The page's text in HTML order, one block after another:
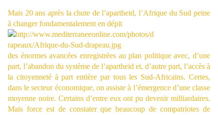
Mais 20 ans après la chute de l’apartheid, l’Afrique du Sud peine
à changer fondamentalement en dépit
des énormes avancées enregistrées au plan politique avec, d’une
part, l’abandon du système de l’apartheid et, d’autre part, l’accès à
la citoyenneté à part entière par tous les Sud-Africains. Certes,
dans le secteur économique, on assiste à l’émergence d’une classe
moyenne noire. Certains d’entre eux ont pu devenir milliardaires.
Mais force est de constater que beaucoup de compatriotes de